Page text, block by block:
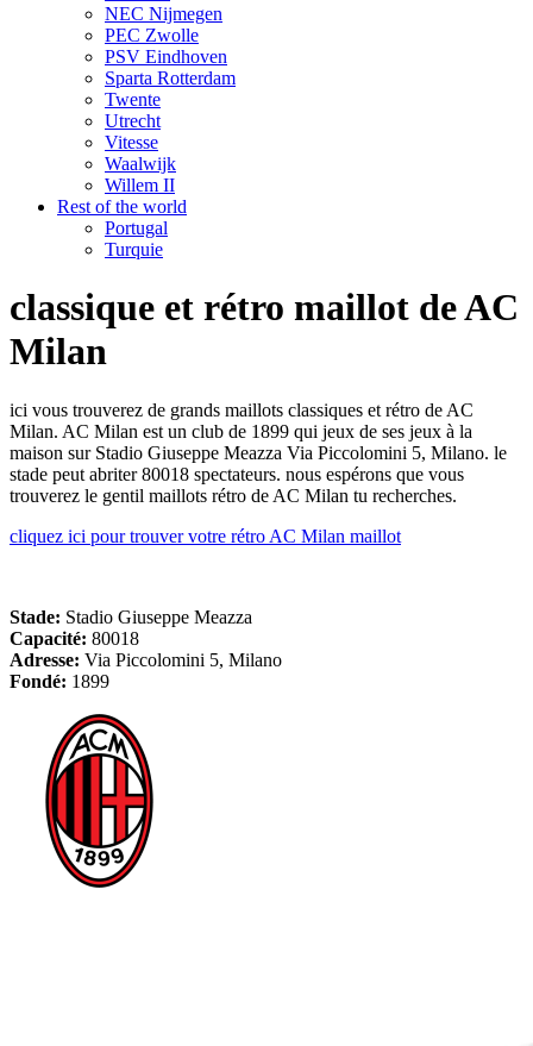
NEC Nijmegen
PEC Zwolle
PSV Eindhoven
Sparta Rotterdam
Twente
Utrecht
Vitesse
Waalwijk
Willem II
Rest of the world
Portugal
Turquie
classique et rétro maillot de AC
Milan
ici vous trouverez de grands maillots classiques et rétro de AC
Milan. AC Milan est un club de 1899 qui jeux de ses jeux à la
maison sur Stadio Giuseppe Meazza Via Piccolomini 5, Milano. le
stade peut abriter 80018 spectateurs. nous espérons que vous
trouverez le gentil maillots rétro de AC Milan tu recherches.
cliquez ici pour trouver votre rétro AC Milan maillot
Stade: Stadio Giuseppe Meazza
Capacité: 80018
Adresse: Via Piccolomini 5, Milano
Fondé: 1899